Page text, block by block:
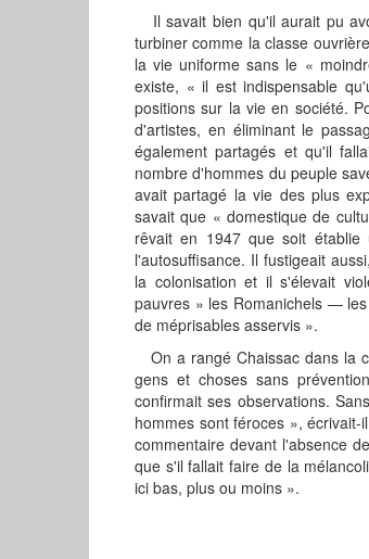
Il savait bien qu'il aurait pu
turbiner comme la classe
la vie uniforme sans le «
existe, « il est indispensable
positions sur la vie en société.
d'artistes, en éliminant le
également partagés et qu'il
nombre d'hommes du peuple
avait partagé la vie des plus
savait que « domestique de
rêvait en 1947 que soit
l'autosuffisance. Il fustigeait
la colonisation et il s'élevait
pauvres » les Romanichels —
de méprisables asservis ».
On a rangé Chaissac dans la
gens et choses sans
confirmait ses observations.
hommes sont féroces »,
commentaire devant l'absence
que s'il fallait faire de la
ici bas, plus ou moins ».